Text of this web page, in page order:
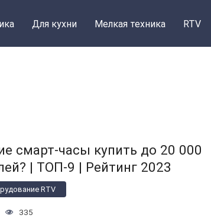
Для кухни Мелкая техника RTV
смарт-часы купить до 20 000
| ТОП-9 | Рейтинг 2023
RTV
335